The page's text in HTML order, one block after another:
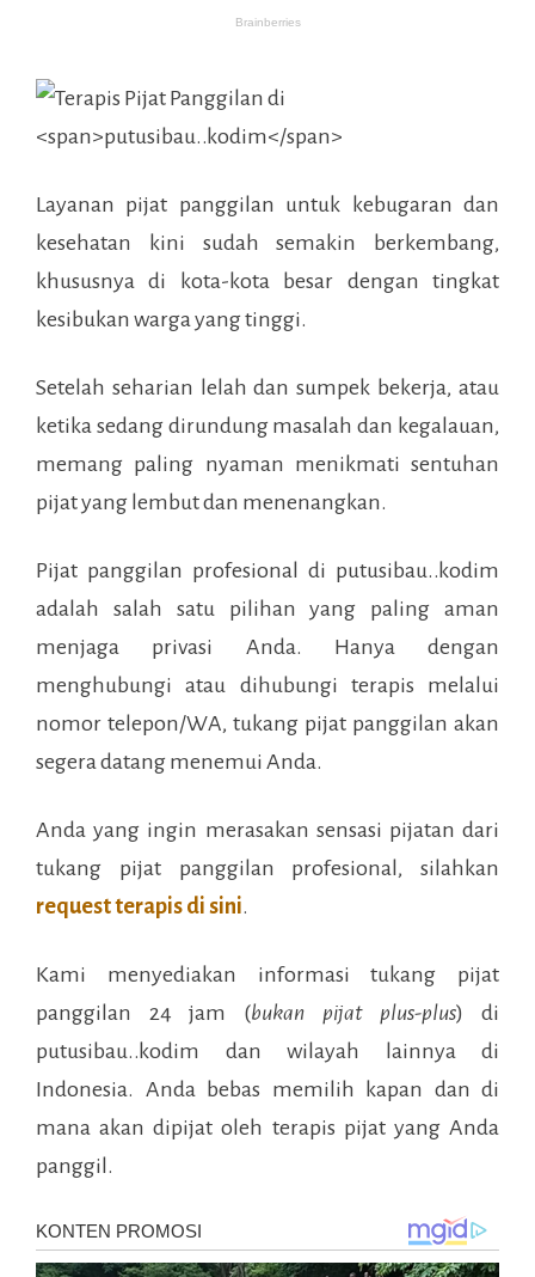
Layanan pijat panggilan untuk kebugaran dan
kesehatan kini sudah semakin berkembang,
khususnya di kota-kota besar dengan tingkat
kesibukan warga yang tinggi.
Setelah seharian lelah dan sumpek bekerja, atau
ketika sedang dirundung masalah dan kegalauan,
memang paling nyaman menikmati sentuhan
pijat yang lembut dan menenangkan.
Pijat panggilan profesional di putusibau..kodim
adalah salah satu pilihan yang paling aman
menjaga privasi Anda. Hanya dengan
menghubungi atau dihubungi terapis melalui
nomor telepon/WA, tukang pijat panggilan akan
segera datang menemui Anda.
Anda yang ingin merasakan sensasi pijatan dari
tukang pijat panggilan profesional, silahkan
request terapis di sini.
Kami menyediakan informasi tukang pijat
panggilan 24 jam (bukan pijat plus-plus) di
putusibau..kodim dan wilayah lainnya di
Indonesia. Anda bebas memilih kapan dan di
mana akan dipijat oleh terapis pijat yang Anda
panggil.